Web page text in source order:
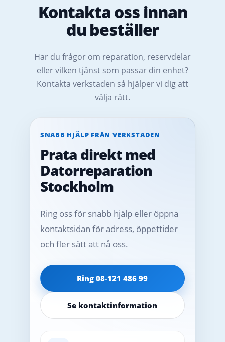
Kontakta oss innan
du beställer
Har du frågor om reparation, reservdelar
eller vilken tjänst som passar din enhet?
Kontakta verkstaden så hjälper vi dig att
välja rätt.
SNABB HJÄLP FRÅN VERKSTADEN
Prata direkt med
Datorreparation
Stockholm
Ring oss för snabb hjälp eller öppna
kontaktsidan för adress, öppettider
och fler sätt att nå oss.
Ring 08‑121 486 99
Se kontaktinformation